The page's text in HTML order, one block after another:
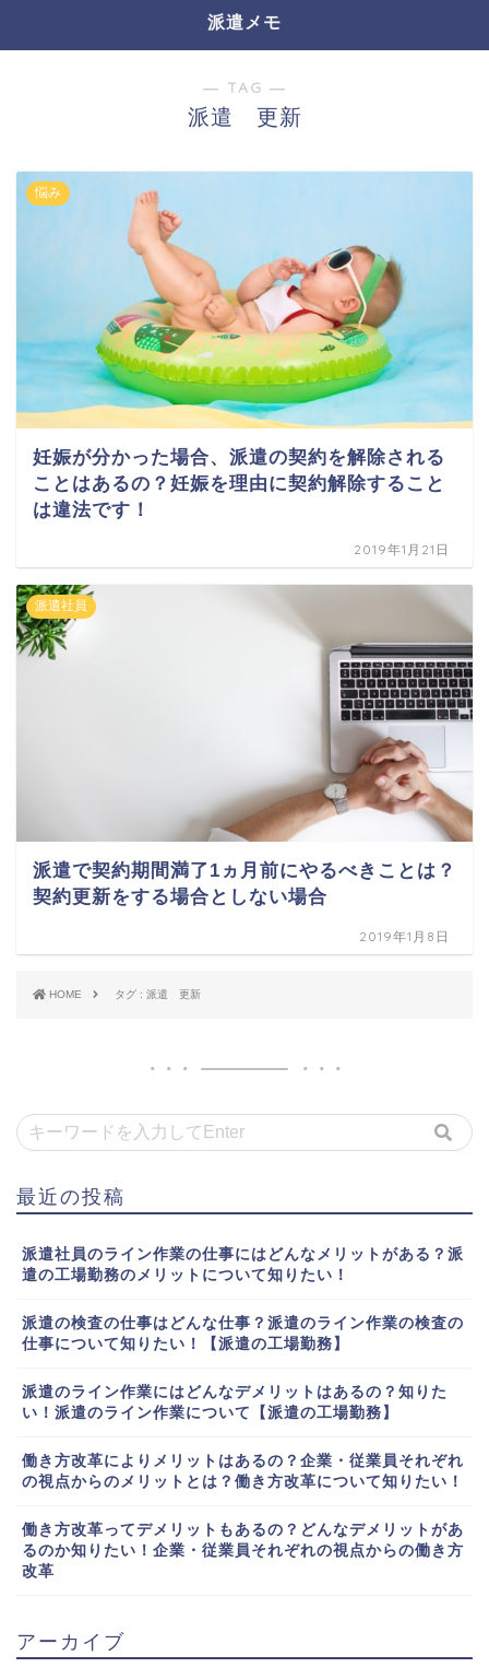
派遣メモ
― TAG ―
派遣 更新
悩み
妊娠が分かった場合、派遣の契約を解除される
ことはあるの？妊娠を理由に契約解除すること
は違法です！
2019年1月21日
派遣社員
派遣で契約期間満了1ヵ月前にやるべきことは？
契約更新をする場合としない場合
2019年1月8日
HOME タグ : 派遣 更新
最近の投稿
派遣社員のライン作業の仕事にはどんなメリットがある？派
遣の工場勤務のメリットについて知りたい！
派遣の検査の仕事はどんな仕事？派遣のライン作業の検査の
仕事について知りたい！【派遣の工場勤務】
派遣のライン作業にはどんなデメリットはあるの？知りた
い！派遣のライン作業について【派遣の工場勤務】
働き方改革によりメリットはあるの？企業・従業員それぞれ
の視点からのメリットとは？働き方改革について知りたい！
働き方改革ってデメリットもあるの？どんなデメリットがあ
るのか知りたい！企業・従業員それぞれの視点からの働き方
改革
アーカイブ